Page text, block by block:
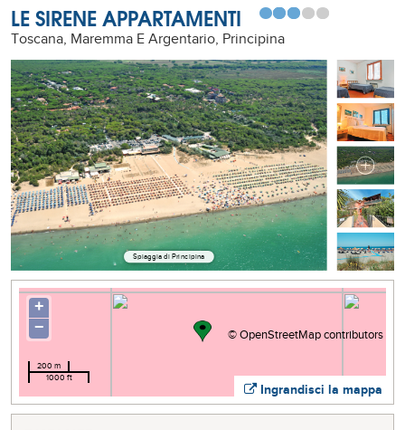
LE SIRENE APPARTAMENTI
Toscana, Maremma E Argentario, Principina
Spiaggia di Principina
Ingrandisci la mappa
+
−
©OpenStreetMapcontributors
200 m
1000 ft